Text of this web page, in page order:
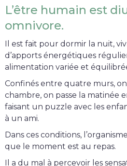
L’être humain est
omnivore.
Il est fait pour dormir la nuit,
d’apports énergétiques
alimentation variée et
Confinés entre quatre murs, on
chambre, on passe la matinée
faisant un puzzle avec les
à un ami.
Dans ces conditions,
que le moment est au repas.
Il a du mal à percevoir les